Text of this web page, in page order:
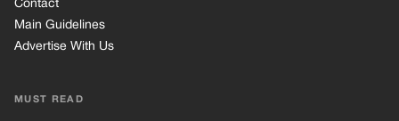
Contact
Main Guidelines
Advertise With Us
MUST READ